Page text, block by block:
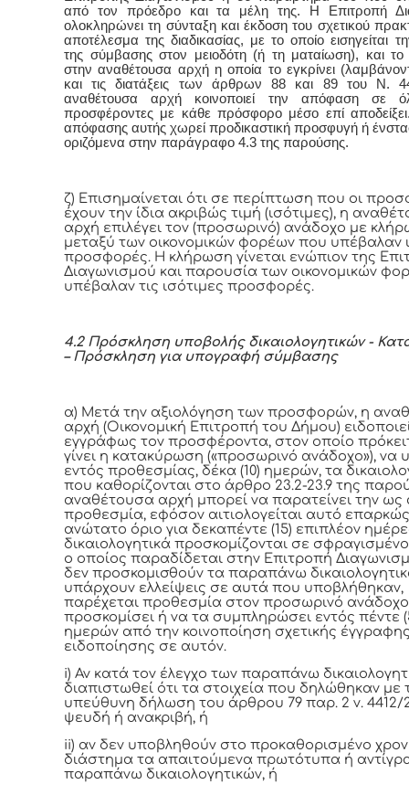
από τον πρόεδρο και τα μέλη της. Η Επιτροπή
ολοκληρώνει τη σύνταξη και έκδοση του σχετικού
αποτέλεσμα της διαδικασίας, με το οποίο εισηγείται
της σύμβασης στον μειοδότη (ή τη ματαίωση), και το
στην αναθέτουσα αρχή η οποία το εγκρίνει
και τις διατάξεις των άρθρων 88 και 89 του Ν.
αναθέτουσα αρχή κοινοποιεί την απόφαση σε
προσφέροντες με κάθε πρόσφορο μέσο επί
απόφασης αυτής χωρεί προδικαστική προσφυγή ή
οριζόμενα στην παράγραφο 4.3 της παρούσης.
ζ) Επισημαίνεται ότι σε περίπτωση που οι
έχουν την ίδια ακριβώς τιμή (ισότιμες), η
αρχή επιλέγει τον (προσωρινό) ανάδοχο με
μεταξύ των οικονομικών φορέων που υπέβαλαν
προσφορές. Η κλήρωση γίνεται ενώπιον της
Διαγωνισμού και παρουσία των οικονομικών
υπέβαλαν τις ισότιμες προσφορές.
4.2 Πρόσκληση υποβολής δικαιολογητικών -
– Πρόσκληση για υπογραφή σύμβασης
α) Μετά την αξιολόγηση των προσφορών, η
αρχή (Οικονομική Επιτροπή του Δήμου)
εγγράφως τον προσφέροντα, στον οποίο
γίνει η κατακύρωση («προσωρινό ανάδοχο»), να
εντός προθεσμίας, δέκα (10) ημερών, τα
που καθορίζονται στο άρθρο 23.2-23.9 της
αναθέτουσα αρχή μπορεί να παρατείνει την ως
προθεσμία, εφόσον αιτιολογείται αυτό επαρκώς
ανώτατο όριο για δεκαπέντε (15) επιπλέον
δικαιολογητικά προσκομίζονται σε
ο οποίος παραδίδεται στην Επιτροπή
δεν προσκομισθούν τα παραπάνω
υπάρχουν ελλείψεις σε αυτά που υποβλήθηκαν,
παρέχεται προθεσμία στον προσωρινό
προσκομίσει ή να τα συμπληρώσει εντός πέντε
ημερών από την κοινοποίηση σχετικής
ειδοποίησης σε αυτόν.
i) Αν κατά τον έλεγχο των παραπάνω
διαπιστωθεί ότι τα στοιχεία που δηλώθηκαν με
υπεύθυνη δήλωση του άρθρου 79 παρ. 2 ν. 4412/
ψευδή ή ανακριβή, ή
ii) αν δεν υποβληθούν στο προκαθορισμένο
διάστημα τα απαιτούμενα πρωτότυπα ή
παραπάνω δικαιολογητικών, ή